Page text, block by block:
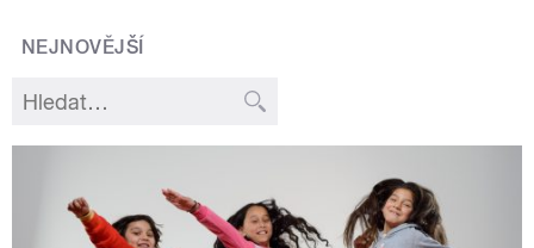
NEJNOVĚJŠÍ